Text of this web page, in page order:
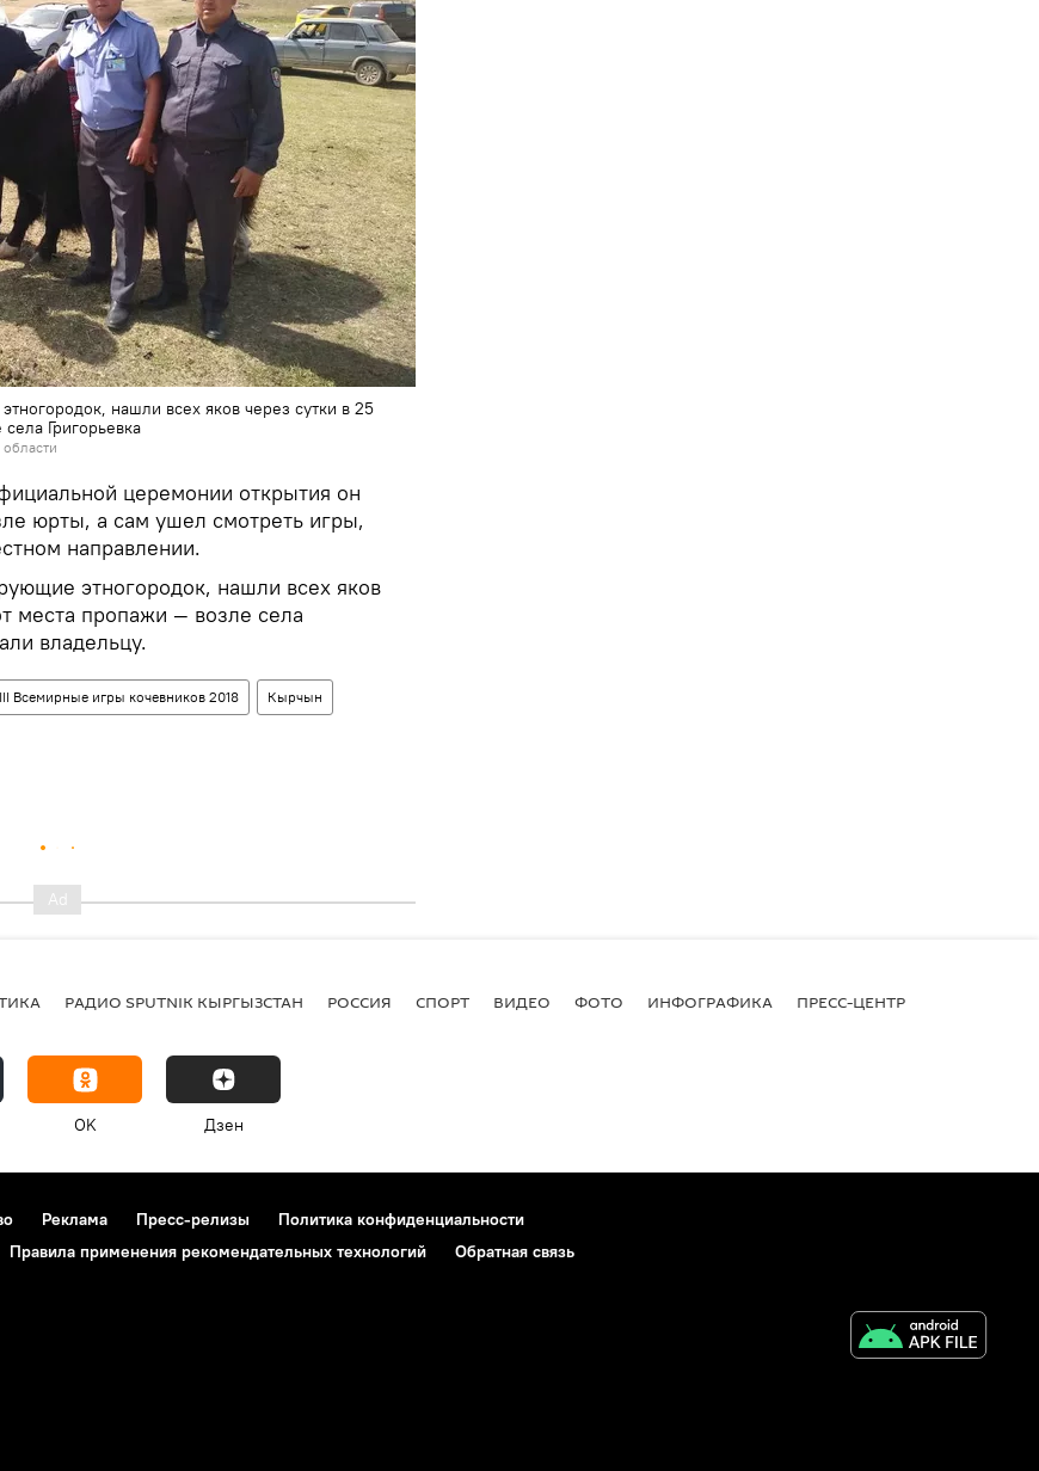
нашли всех яков через сутки в 25
Григорьевка
церемонии открытия он
юрты, а сам ушел смотреть игры,
направлении.
этногородок, нашли всех яков
места пропажи — возле села
владельцу.
III Всемирные игры кочевников 2018 Кырчын
РАДИО SPUTNIK КЫРГЫЗСТАН РОССИЯ СПОРТ ВИДЕО ФОТО ИНФОГРАФИКА ПРЕСС-ЦЕНТР
OK Дзен
Реклама Пресс-релизы
Политика конфиденциальности
Правила применения рекомендательных технологий Обратная связь